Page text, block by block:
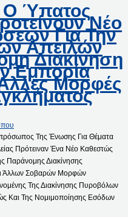
Ο Ύπατος
Νέο
Για Την
Απειλών
Διακίνηση
Εμπορία
Μορφές
Της Ένωσης Για Θέματα
Πρότειναν Ένα Νέο Καθεστώς
Παράνομης Διακίνησης
Άλλων Σοβαρών Μορφών
Της Διακίνησης Πυροβόλων
Και Της Νομιμοποίησης Εσόδων